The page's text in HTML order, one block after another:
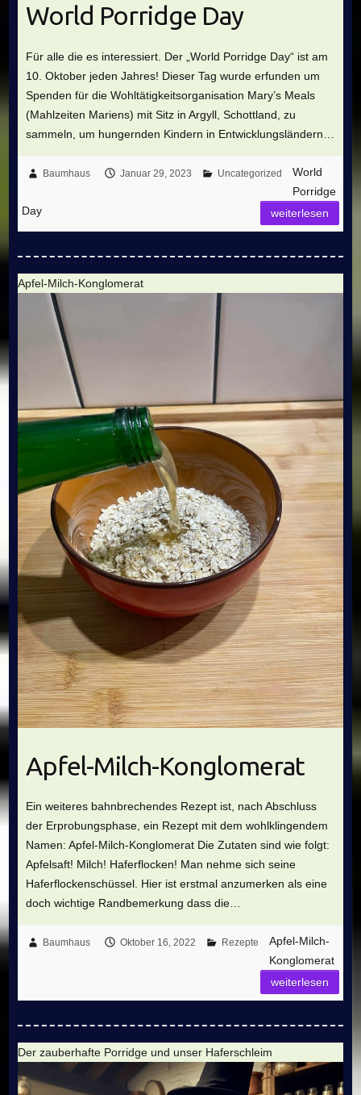
World Porridge Day
Für alle die es interessiert. Der „World Porridge Day“ ist am
10. Oktober jeden Jahres! Dieser Tag wurde erfunden um
Spenden für die Wohltätigkeitsorganisation Mary’s Meals
(Mahlzeiten Mariens) mit Sitz in Argyll, Schottland, zu
sammeln, um hungernden Kindern in Entwicklungsländern…
Baumhaus Januar 29, 2023 Uncategorized
World
Porridge
Day
weiterlesen
Apfel-Milch-Konglomerat
Apfel-Milch-Konglomerat
Ein weiteres bahnbrechendes Rezept ist, nach Abschluss
der Erprobungsphase, ein Rezept mit dem wohlklingendem
Namen: Apfel-Milch-Konglomerat Die Zutaten sind wie folgt:
Apfelsaft! Milch! Haferflocken! Man nehme sich seine
Haferflockenschüssel. Hier ist erstmal anzumerken als eine
doch wichtige Randbemerkung dass die…
Baumhaus Oktober 16, 2022 Rezepte
Apfel-Milch-
Konglomerat
weiterlesen
Der zauberhafte Porridge und unser Haferschleim